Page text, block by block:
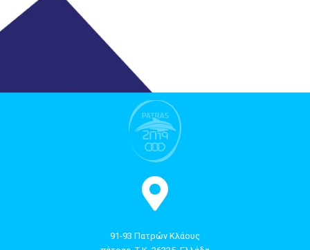
91-93 Πατρών Κλάους